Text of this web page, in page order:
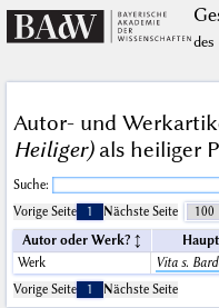
Autor- und
Heiliger)als heiliger
Suche:
Vorige Seite
1 Nächste Seite
Autor oder Werk?
Werk
Vita s.
Vorige Seite
1 Nächste Seite